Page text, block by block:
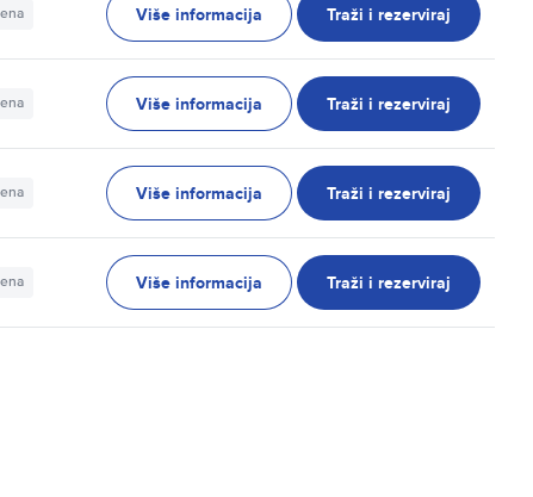
Više informacija Traži i rezerviraj
Više informacija Traži i rezerviraj
Više informacija Traži i rezerviraj
Više informacija Traži i rezerviraj